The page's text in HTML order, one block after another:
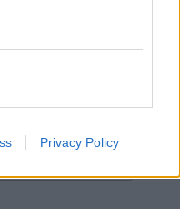
Privacy Policy
e ricevi le nostre
notizie pubblicate
*campo obbligatorio